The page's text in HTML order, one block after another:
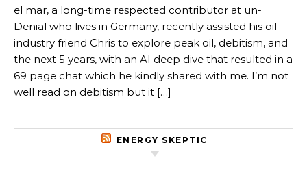
el mar, a long-time respected contributor at un-
Denial who lives in Germany, recently assisted his oil
industry friend Chris to explore peak oil, debitism, and
the next 5 years, with an AI deep dive that resulted in a
69 page chat which he kindly shared with me. I’m not
well read on debitism but it […]
ENERGY SKEPTIC